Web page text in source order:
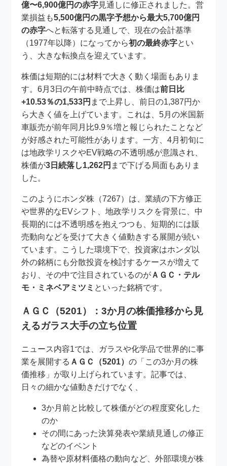
億〜6,900億円の赤字見通しに修正されました。営
業損益も5,500億円の黒字予想から最大5,700億円
の赤字へと転落する見通しで、現在の会計基準
（1977年以降）になってから初の最終赤字とい
う、大きな転換点を迎えています。
株価は短期的には材料で大きく動く場面もありま
す。6月3日の午前中時点では、株価は前日比
+10.53％の1,533円 まで上昇し、前日の1,387円か
ら大きく値を上げています。これは、5月の米国新
車販売が前年同月比9.9％増と報じられたことなど
が好感された可能性があります。一方、4月初旬に
は地政学リスクやEV戦略の不透明感が意識され、
株価が3日続落し1,262円 まで下げる局面もありま
した。
このようにホンダ株（7267）は、業績の下方修正
や世界的なEVシフト、地政学リスクを背景に、中
長期的には不透明感を抱えつつも、短期的には販
売動向などを受けて大きく値動きする展開が続い
ています。こうした環境下で、投資家はホンダ以
外の銘柄にも分散投資を検討するケースが増えて
おり、その中で注目されているのがＡＧＣ・テル
モ・ミネベアミツミ といった銘柄です。
ＡＧＣ（5201）：3か月の株価推移から見
えるガラス大手の立ち位置
ニュース内容1では、ガラスや化学品で世界的に事
業を展開する ＡＧＣ（5201）の「この3か月の株
価推移」が取り上げられています。記事では、
日々の細かな値動きだけでなく、
3か月前と比較して株価がどの程度変化した
のか
その間にあった決算発表や業績見通しの修正
などのイベント
為替や原材料価格の動向など、外部環境が株